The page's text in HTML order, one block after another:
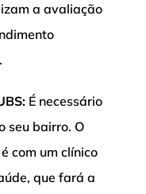
a avaliação
É necessário
seu bairro. O
com um clínico
que fará a